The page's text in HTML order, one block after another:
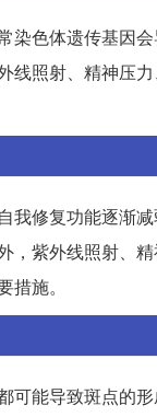
染色体遗传基因
线照射、精神压
我修复功能逐渐
，紫外线照射、
施。
可能导致斑点的